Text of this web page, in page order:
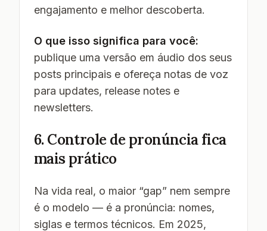
engajamento e melhor descoberta.
O que isso significa para você:
publique uma versão em áudio dos seus
posts principais e ofereça notas de voz
para updates, release notes e
newsletters.
6. Controle de pronúncia fica
mais prático
Na vida real, o maior “gap” nem sempre
é o modelo — é a pronúncia: nomes,
siglas e termos técnicos. Em 2025,